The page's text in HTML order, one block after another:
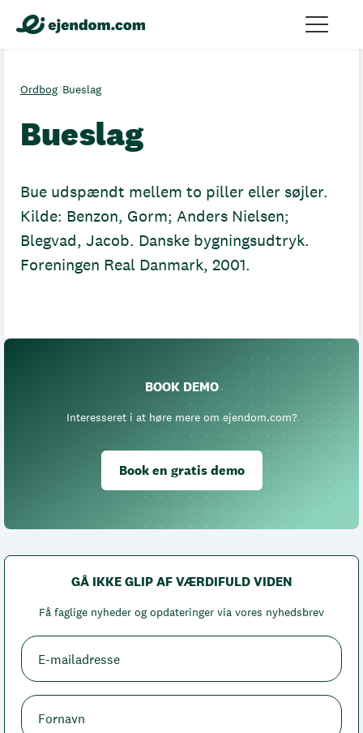
Ordbog/Bueslag
Bueslag
Bue udspændt mellem to piller eller søjler.
Kilde: Benzon, Gorm; Anders Nielsen;
Blegvad, Jacob. Danske bygningsudtryk.
Foreningen Real Danmark, 2001.
BOOK DEMO
Interesseret i at høre mere om ejendom.com?
Book en gratis demo
GÅ IKKE GLIP AF VÆRDIFULD VIDEN
Få faglige nyheder og opdateringer via vores nyhedsbrev